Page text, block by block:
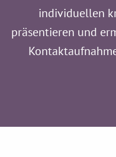
individuellen
präsentieren und